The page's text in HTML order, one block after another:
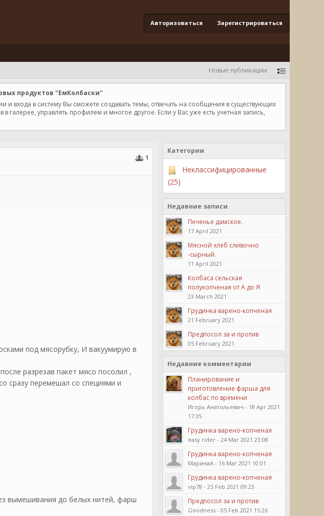
Авторизоваться Зарегистрироваться
Новые публикации
продуктов "ЕмКолбаски"
и входа в систему Вы сможете создавать темы, отвечать на сообщения в существующих
управлять профилем и многое другое. Если у Вас уже есть учетная запись,
1
под мясорубку, И вакуумирую в
разрезав пакет мясо посолил ,
сразу перемешал со специями и
вымешивания до белых нитей, фарш
Категории
Неклассифицированные
(25)
Недавние записи
Печенье дамское.
17 April 2021
Мясной хлеб сливочно
-сырный.
11 April 2021
Колбаса сельская
полукопченая от А до Я
23 March 2021
Грудинка варено-копченая
21 February 2021
Предпосол за и против
05 February 2021
Недавние комментарии
Планирование и
приготовление фарша для
колбас по времени
Игорь Анатольевич - 18 Apr 2021
17:35
Грудинка варено-копченая
easy rider - 24 Mar 2021 23:08
Грудинка варено-копченая
МаринаА - 16 Mar 2021 10:01
Грудинка варено-копченая
vip78 - 25 Feb 2021 09:23
Предпосол за и против
Goodness - 05 Feb 2021 15:26